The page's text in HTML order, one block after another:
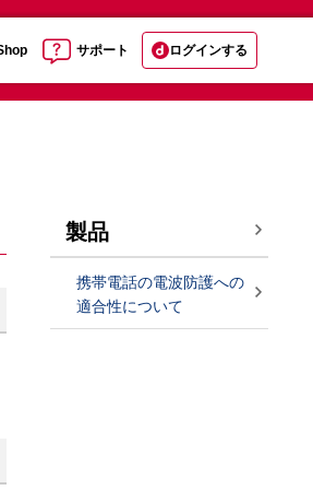
サポート ログインする
製品
携帯電話の電波防護への
適合性について